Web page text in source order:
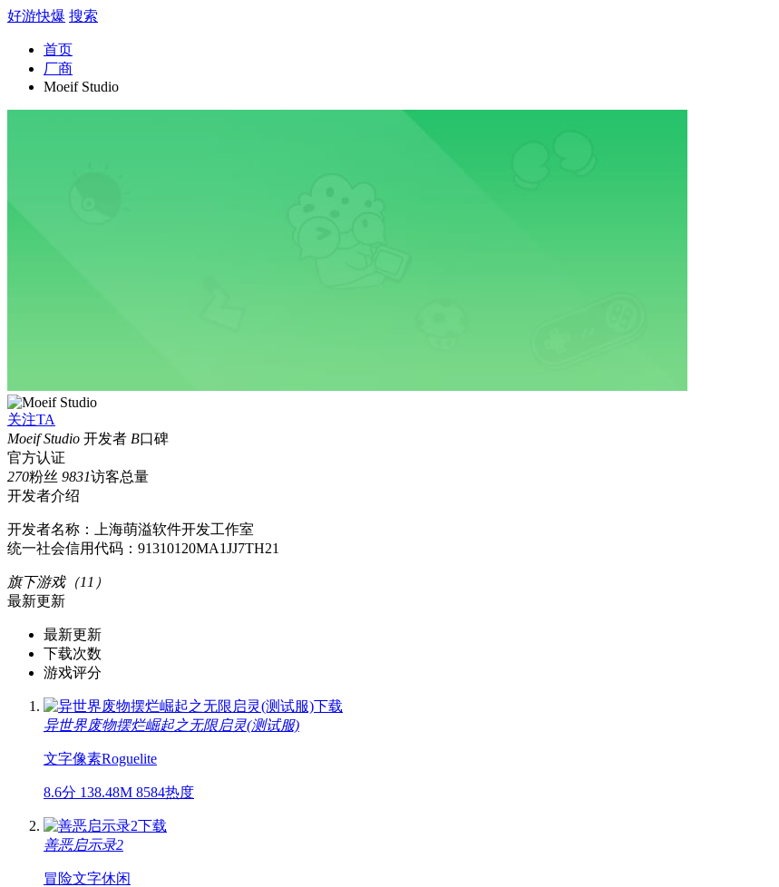
好游快爆 搜索
首页
厂商
Moeif Studio
关注TA
Moeif Studio 开发者 B口碑
官方认证
270粉丝 9831访客总量
开发者介绍
开发者名称：上海萌溢软件开发工作室
统一社会信用代码：91310120MA1JJ7TH21
旗下游戏（11）
最新更新
最新更新
下载次数
游戏评分
异世界废物摆烂崛起之无限启灵(测试服)
文字像素Roguelite
8.6分 138.48M 8584热度
善恶启示录2
冒险文字休闲